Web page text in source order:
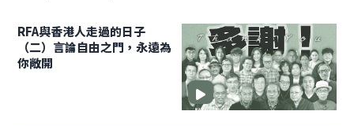
RFA與香港人走過的日子
（二）言論自由之門，永遠為
你敞開